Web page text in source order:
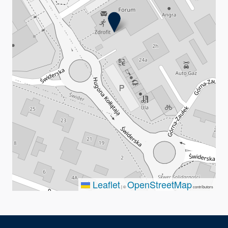
Leaflet|©OpenStreetMapcontributors